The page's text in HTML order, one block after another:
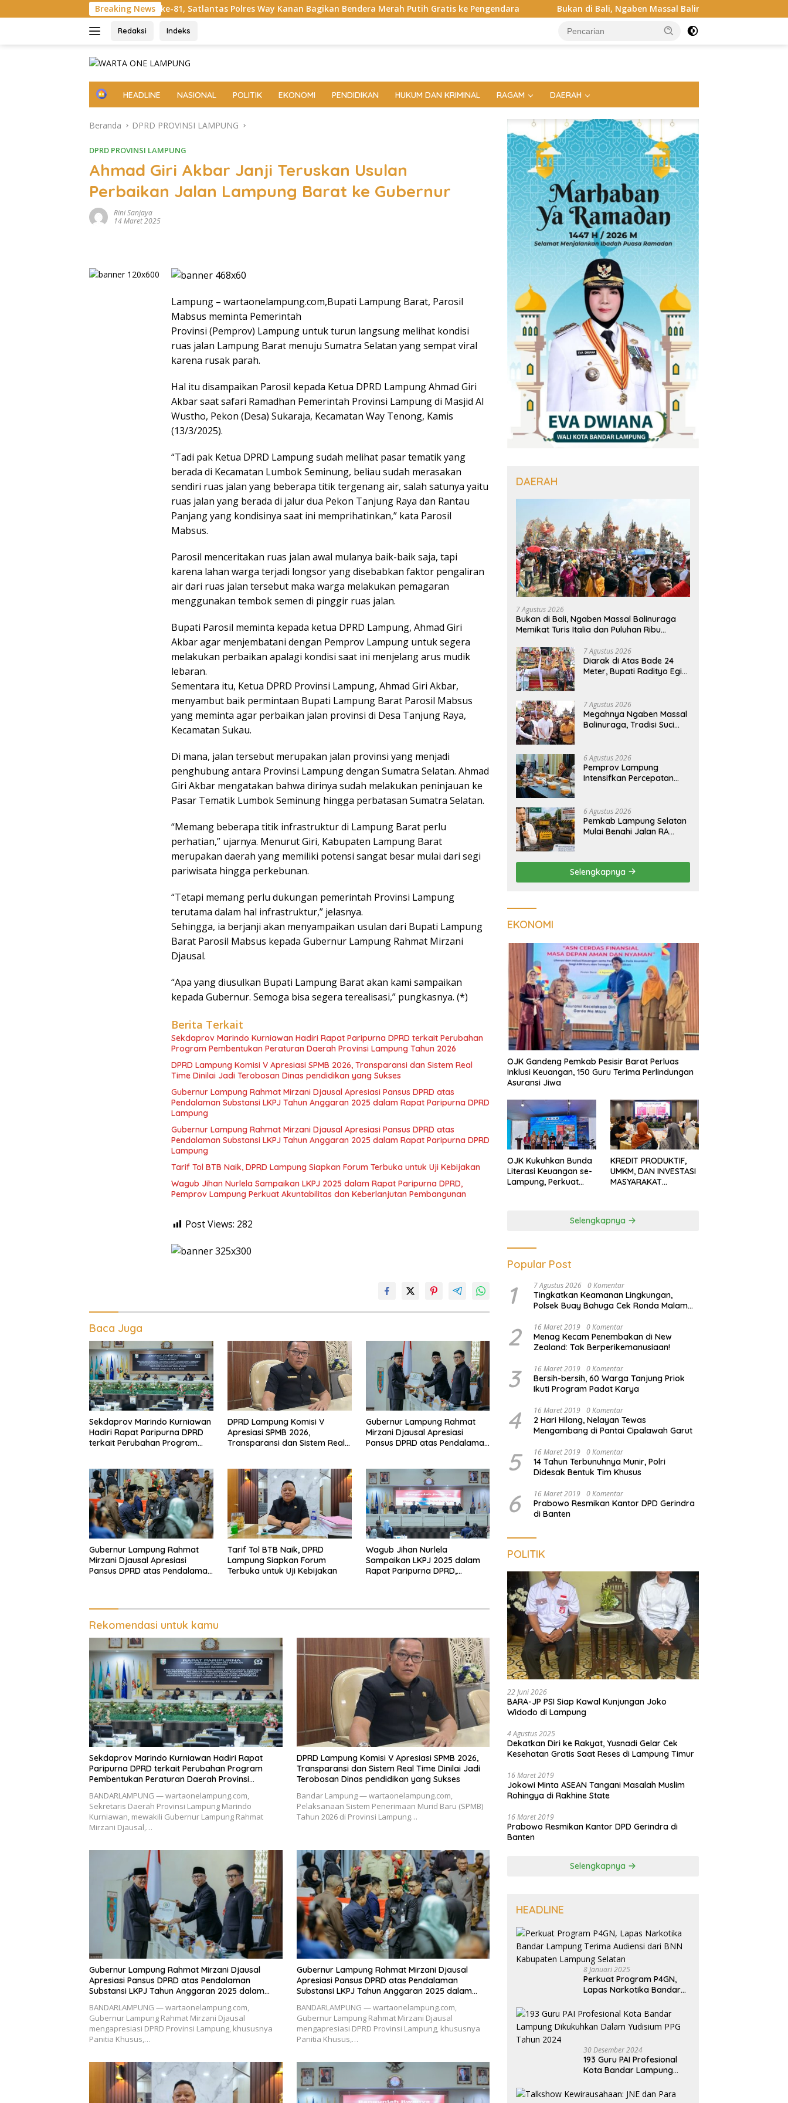
ke
Breaking News
HUT RI ke-81, Satlantas Polres Way Kanan Bagikan Bendera Merah Putih Gratis ke Pengendara Bukan di Bali, Ngaben Massal Balinuraga Memikat Turis Italia dan Puluhan Ribu
Redaksi Indeks
H
e
HEADLINE NASIONAL POLITIK EKONOMI PENDIDIKAN HUKUM DAN KRIMINAL RAGAM DAERAH
Beranda DPRD PROVINSI LAMPUNG
DPRD PROVINSI LAMPUNG
Ahmad Giri Akbar Janji Teruskan Usulan
Perbaikan Jalan Lampung Barat ke Gubernur
Rini Sanjaya
14 Maret 2025
Lampung – wartaonelampung.com,Bupati Lampung Barat, Parosil
Mabsus meminta Pemerintah
Provinsi (Pemprov) Lampung untuk turun langsung melihat kondisi
ruas jalan Lampung Barat menuju Sumatra Selatan yang sempat viral
karena rusak parah.
Hal itu disampaikan Parosil kepada Ketua DPRD Lampung Ahmad Giri
Akbar saat safari Ramadhan Pemerintah Provinsi Lampung di Masjid Al
Wustho, Pekon (Desa) Sukaraja, Kecamatan Way Tenong, Kamis
(13/3/2025).
“Tadi pak Ketua DPRD Lampung sudah melihat pasar tematik yang
berada di Kecamatan Lumbok Seminung, beliau sudah merasakan
sendiri ruas jalan yang beberapa titik tergenang air, salah satunya yaitu
ruas jalan yang berada di jalur dua Pekon Tanjung Raya dan Rantau
Panjang yang kondisinya saat ini memprihatinkan,” kata Parosil
Mabsus.
Parosil menceritakan ruas jalan awal mulanya baik-baik saja, tapi
karena lahan warga terjadi longsor yang disebabkan faktor pengaliran
air dari ruas jalan tersebut maka warga melakukan pemagaran
menggunakan tembok semen di pinggir ruas jalan.
Bupati Parosil meminta kepada ketua DPRD Lampung, Ahmad Giri
Akbar agar menjembatani dengan Pemprov Lampung untuk segera
melakukan perbaikan apalagi kondisi saat ini menjelang arus mudik
lebaran.
Sementara itu, Ketua DPRD Provinsi Lampung, Ahmad Giri Akbar,
menyambut baik permintaan Bupati Lampung Barat Parosil Mabsus
yang meminta agar perbaikan jalan provinsi di Desa Tanjung Raya,
Kecamatan Sukau.
Di mana, jalan tersebut merupakan jalan provinsi yang menjadi
penghubung antara Provinsi Lampung dengan Sumatra Selatan. Ahmad
Giri Akbar mengatakan bahwa dirinya sudah melakukan peninjauan ke
Pasar Tematik Lumbok Seminung hingga perbatasan Sumatra Selatan.
“Memang beberapa titik infrastruktur di Lampung Barat perlu
perhatian,” ujarnya. Menurut Giri, Kabupaten Lampung Barat
merupakan daerah yang memiliki potensi sangat besar mulai dari segi
pariwisata hingga perkebunan.
“Tetapi memang perlu dukungan pemerintah Provinsi Lampung
terutama dalam hal infrastruktur,” jelasnya.
Sehingga, ia berjanji akan menyampaikan usulan dari Bupati Lampung
Barat Parosil Mabsus kepada Gubernur Lampung Rahmat Mirzani
Djausal.
“Apa yang diusulkan Bupati Lampung Barat akan kami sampaikan
kepada Gubernur. Semoga bisa segera terealisasi,” pungkasnya. (*)
Berita Terkait
Sekdaprov Marindo Kurniawan Hadiri Rapat Paripurna DPRD terkait Perubahan
Program Pembentukan Peraturan Daerah Provinsi Lampung Tahun 2026
DPRD Lampung Komisi V Apresiasi SPMB 2026, Transparansi dan Sistem Real
Time Dinilai Jadi Terobosan Dinas pendidikan yang Sukses
Gubernur Lampung Rahmat Mirzani Djausal Apresiasi Pansus DPRD atas
Pendalaman Substansi LKPJ Tahun Anggaran 2025 dalam Rapat Paripurna DPRD
Lampung
Gubernur Lampung Rahmat Mirzani Djausal Apresiasi Pansus DPRD atas
Pendalaman Substansi LKPJ Tahun Anggaran 2025 dalam Rapat Paripurna DPRD
Lampung
Tarif Tol BTB Naik, DPRD Lampung Siapkan Forum Terbuka untuk Uji Kebijakan
Wagub Jihan Nurlela Sampaikan LKPJ 2025 dalam Rapat Paripurna DPRD,
Pemprov Lampung Perkuat Akuntabilitas dan Keberlanjutan Pembangunan
Post Views: 282
Baca Juga
Sekdaprov Marindo Kurniawan
Hadiri Rapat Paripurna DPRD
terkait Perubahan Program
Tahun 2026
DPRD Lampung Komisi V
Apresiasi SPMB 2026,
Transparansi dan Sistem Real
Gubernur Lampung Rahmat
Mirzani Djausal Apresiasi
Pansus DPRD atas Pendalaman
Paripurna DPRD Lampung
Gubernur Lampung Rahmat
Mirzani Djausal Apresiasi
Pansus DPRD atas Pendalaman
Tarif Tol BTB Naik, DPRD
Lampung Siapkan Forum
Terbuka untuk Uji Kebijakan
Wagub Jihan Nurlela
Sampaikan LKPJ 2025 dalam
Rapat Paripurna DPRD,
Rekomendasi untuk kamu
Sekdaprov Marindo Kurniawan Hadiri Rapat
Paripurna DPRD terkait Perubahan Program
Pembentukan Peraturan Daerah Provinsi
BANDARLAMPUNG — wartaonelampung.com,
Sekretaris Daerah Provinsi Lampung Marindo
Kurniawan, mewakili Gubernur Lampung Rahmat
Mirzani Djausal,…
DPRD Lampung Komisi V Apresiasi SPMB 2026,
Transparansi dan Sistem Real Time Dinilai Jadi
Terobosan Dinas pendidikan yang Sukses
Bandar Lampung — wartaonelampung.com,
Pelaksanaan Sistem Penerimaan Murid Baru (SPMB)
Tahun 2026 di Provinsi Lampung…
Gubernur Lampung Rahmat Mirzani Djausal
Apresiasi Pansus DPRD atas Pendalaman
Substansi LKPJ Tahun Anggaran 2025 dalam
BANDARLAMPUNG — wartaonelampung.com,
Gubernur Lampung Rahmat Mirzani Djausal
mengapresiasi DPRD Provinsi Lampung, khususnya
Panitia Khusus,…
Gubernur Lampung Rahmat Mirzani Djausal
Apresiasi Pansus DPRD atas Pendalaman
Substansi LKPJ Tahun Anggaran 2025 dalam
BANDARLAMPUNG — wartaonelampung.com,
Gubernur Lampung Rahmat Mirzani Djausal
mengapresiasi DPRD Provinsi Lampung, khususnya
Panitia Khusus,…
DAERAH
7 Agustus 2026
Bukan di Bali, Ngaben Massal Balinuraga
Memikat Turis Italia dan Puluhan Ribu
7 Agustus 2026
Diarak di Atas Bade 24
Meter, Bupati Radityo Egi
‘Penglipuran’ Kedua pada
2027
7 Agustus 2026
Megahnya Ngaben Massal
Balinuraga, Tradisi Suci
dan Merekatkan Ikatan
Keluarga
6 Agustus 2026
Pemprov Lampung
Intensifkan Percepatan
Tanggamus
6 Agustus 2026
Pemkab Lampung Selatan
Mulai Benahi Jalan RA
Demi Keselamatan
Pengguna Jalan
Selengkapnya
EKONOMI
OJK Gandeng Pemkab Pesisir Barat Perluas
Inklusi Keuangan, 150 Guru Terima Perlindungan
Asuransi Jiwa
OJK Kukuhkan Bunda
Literasi Keuangan se-
Lampung, Perkuat
KREDIT PRODUKTIF,
UMKM, DAN INVESTASI
MASYARAKAT
Selengkapnya
Popular Post
1 7 Agustus 2026 0 Komentar
Tingkatkan Keamanan Lingkungan,
Polsek Buay Bahuga Cek Ronda Malam
2 16 Maret 2019 0 Komentar
Menag Kecam Penembakan di New
Zealand: Tak Berperikemanusiaan!
3 16 Maret 2019 0 Komentar
Bersih-bersih, 60 Warga Tanjung Priok
Ikuti Program Padat Karya
4 16 Maret 2019 0 Komentar
2 Hari Hilang, Nelayan Tewas
Mengambang di Pantai Cipalawah Garut
5 16 Maret 2019 0 Komentar
14 Tahun Terbunuhnya Munir, Polri
Didesak Bentuk Tim Khusus
6 16 Maret 2019 0 Komentar
Prabowo Resmikan Kantor DPD Gerindra
di Banten
POLITIK
22 Juni 2026
BARA-JP PSI Siap Kawal Kunjungan Joko
Widodo di Lampung
4 Agustus 2025
Dekatkan Diri ke Rakyat, Yusnadi Gelar Cek
Kesehatan Gratis Saat Reses di Lampung Timur
16 Maret 2019
Jokowi Minta ASEAN Tangani Masalah Muslim
Rohingya di Rakhine State
16 Maret 2019
Prabowo Resmikan Kantor DPD Gerindra di
Banten
Selengkapnya
HEADLINE
8 Januari 2025
Perkuat Program P4GN,
Lapas Narkotika Bandar
dari BNN Kabupaten
Lampung Selatan
30 Desember 2024
193 Guru PAI Profesional
Kota Bandar Lampung
Yudisium PPG Tahun 2024